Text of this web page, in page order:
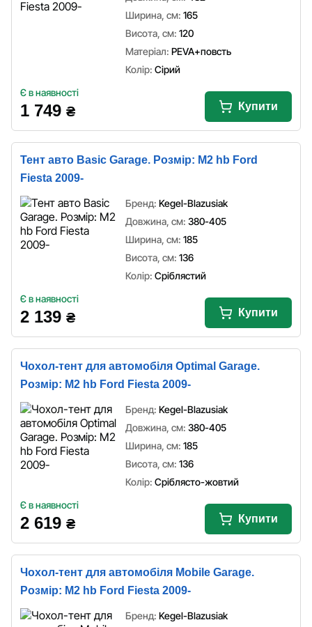
Ширина, см: 165
Висота, см: 120
Матеріал: PEVA+повсть
Колір: Сірий
Є в наявності
1 749 ₴ Купити
Тент авто Basic Garage. Розмір: M2 hb Ford
Fiesta 2009-
Бренд: Kegel-Blazusiak
Довжина, см: 380-405
Ширина, см: 185
Висота, см: 136
Колір: Сріблястий
Є в наявності
2 139 ₴ Купити
Чохол-тент для автомобіля Optimal Garage.
Розмір: M2 hb Ford Fiesta 2009-
Бренд: Kegel-Blazusiak
Довжина, см: 380-405
Ширина, см: 185
Висота, см: 136
Колір: Сріблясто-жовтий
Є в наявності
2 619 ₴ Купити
Чохол-тент для автомобіля Mobile Garage.
Розмір: M2 hb Ford Fiesta 2009-
Бренд: Kegel-Blazusiak